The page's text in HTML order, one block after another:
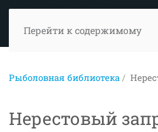
Перейти к содержимому
Рыболовная библиотека
Нерестовый